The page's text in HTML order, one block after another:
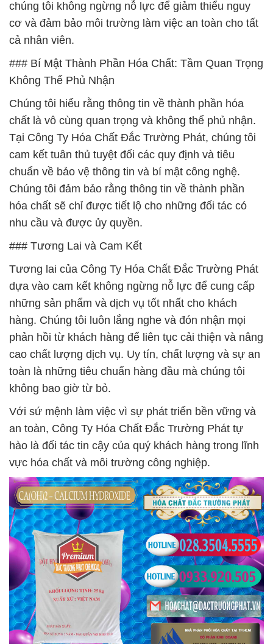
chúng tôi không ngừng nỗ lực để giảm thiểu nguy
cơ và đảm bảo môi trường làm việc an toàn cho tất
cả nhân viên.
### Bí Mật Thành Phần Hóa Chất: Tầm Quan Trọng
Không Thể Phủ Nhận
Chúng tôi hiểu rằng thông tin về thành phần hóa
chất là vô cùng quan trọng và không thể phủ nhận.
Tại Công Ty Hóa Chất Đắc Trường Phát, chúng tôi
cam kết tuân thủ tuyệt đối các quy định và tiêu
chuẩn về bảo vệ thông tin và bí mật công nghệ.
Chúng tôi đảm bảo rằng thông tin về thành phần
hóa chất sẽ chỉ được tiết lộ cho những đối tác có
nhu cầu và được ủy quyền.
### Tương Lai và Cam Kết
Tương lai của Công Ty Hóa Chất Đắc Trường Phát
dựa vào cam kết không ngừng nỗ lực để cung cấp
những sản phẩm và dịch vụ tốt nhất cho khách
hàng. Chúng tôi luôn lắng nghe và đón nhận mọi
phản hồi từ khách hàng để liên tục cải thiện và nâng
cao chất lượng dịch vụ. Uy tín, chất lượng và sự an
toàn là những tiêu chuẩn hàng đầu mà chúng tôi
không bao giờ từ bỏ.
Với sứ mệnh làm việc vì sự phát triển bền vững và
an toàn, Công Ty Hóa Chất Đắc Trường Phát tự
hào là đối tác tin cậy của quý khách hàng trong lĩnh
vực hóa chất và môi trường công nghiệp.